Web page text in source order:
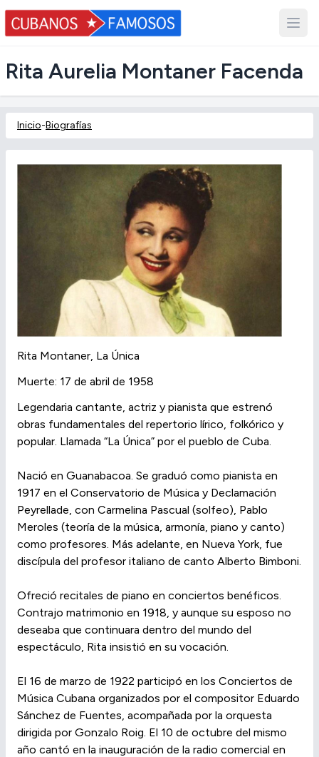
Rita Aurelia Montaner Facenda
Inicio-Biografías
Rita Montaner, La Única
Muerte: 17 de abril de 1958
Legendaria cantante, actriz y pianista que estrenó
obras fundamentales del repertorio lírico, folkórico y
popular. Llamada “La Única” por el pueblo de Cuba.
Nació en Guanabacoa. Se graduó como pianista en
1917 en el Conservatorio de Música y Declamación
Peyrellade, con Carmelina Pascual (solfeo), Pablo
Meroles (teoría de la música, armonía, piano y canto)
como profesores. Más adelante, en Nueva York, fue
discípula del profesor italiano de canto Alberto Bimboni.
Ofreció recitales de piano en conciertos benéficos.
Contrajo matrimonio en 1918, y aunque su esposo no
deseaba que continuara dentro del mundo del
espectáculo, Rita insistió en su vocación.
El 16 de marzo de 1922 participó en los Conciertos de
Música Cubana organizados por el compositor Eduardo
Sánchez de Fuentes, acompañada por la orquesta
dirigida por Gonzalo Roig. El 10 de octubre del mismo
año cantó en la inauguración de la radio comercial en